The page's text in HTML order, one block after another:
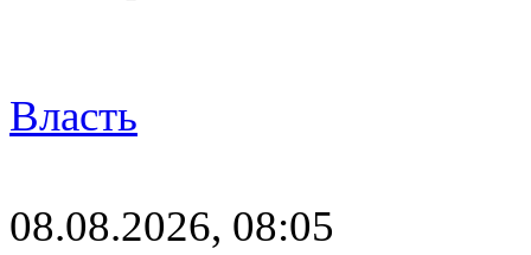
Власть
08.08.2026, 08:05